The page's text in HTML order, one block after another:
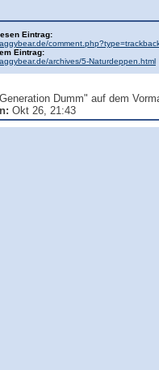
Eintrag:
Eintrag:
archives/5-Naturdeppen.html
Dumm" auf dem
Okt 26, 21:43